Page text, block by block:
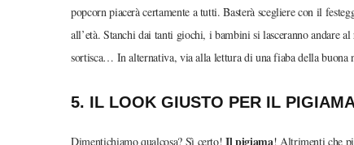
popcorn piacerà certamente a tutti. Basterà scegliere con il
all’età. Stanchi dai tanti giochi, i bambini si lasceranno andare
sortisca… In alternativa, via alla lettura di una fiaba della buona
5. IL LOOK GIUSTO PER IL
Dimentichiamo qualcosa? Sì certo!Il pigiama! Altrimenti che